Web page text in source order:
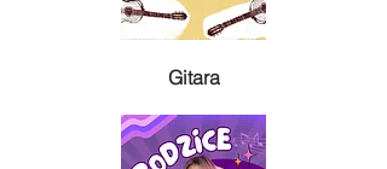
Gitara